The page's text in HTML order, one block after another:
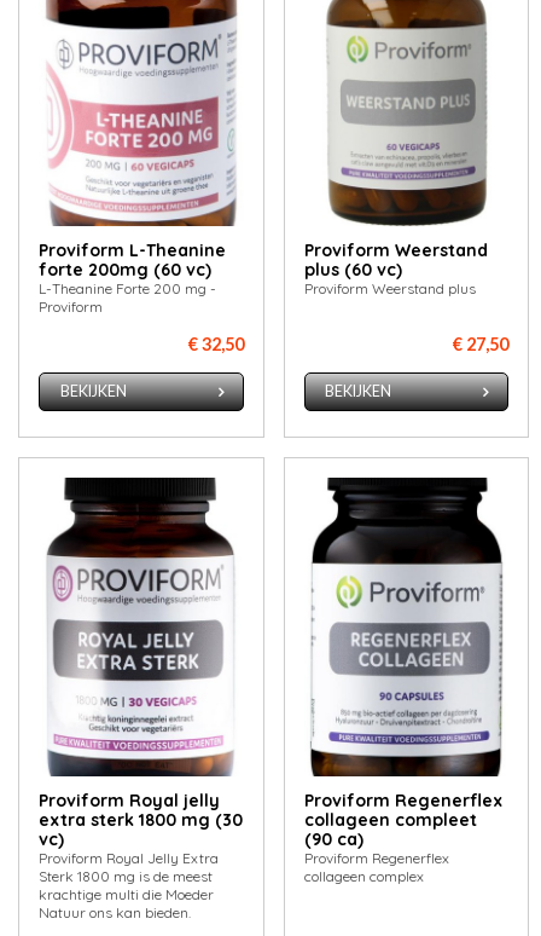
Proviform L-Theanine
forte 200mg (60 vc)
L-Theanine Forte 200 mg -
Proviform
€ 32,50
BEKIJKEN
Proviform Weerstand
plus (60 vc)
Proviform Weerstand plus
€ 27,50
BEKIJKEN
Proviform Royal jelly
extra sterk 1800 mg (30
vc)
Proviform Royal Jelly Extra
Sterk 1800 mg is de meest
krachtige multi die Moeder
Natuur ons kan bieden.
Proviform Regenerflex
collageen compleet
(90 ca)
Proviform Regenerflex
collageen complex